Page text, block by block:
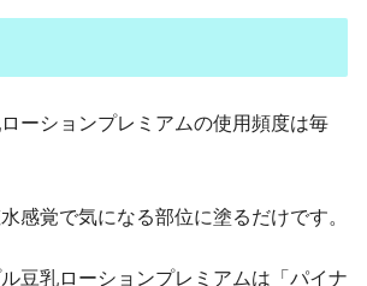
ーションプレミアムの使用頻度は毎
感覚で気になる部位に塗るだけです。
豆乳ローションプレミアムは「パイナ